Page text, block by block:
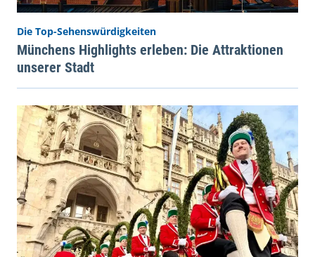
Die Top-Sehenswürdigkeiten
Münchens Highlights erleben: Die Attraktionen
unserer Stadt